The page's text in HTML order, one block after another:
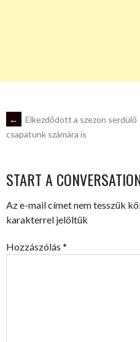
POST
←
Elkezdődött a szezon serdülő
csapatunk számára is
START A
Az e-mail címet nem tesszük
karakterrel jelöltük
Hozzászólás *